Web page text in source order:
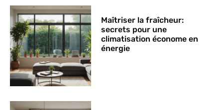
Maîtriser la fraîcheur:
secrets pour une
climatisation économe en
énergie